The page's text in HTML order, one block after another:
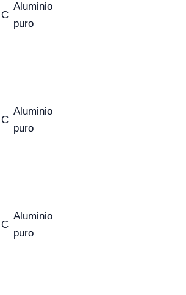
Aluminio
puro
Aluminio
puro
Aluminio
puro